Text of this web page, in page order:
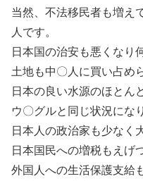
当然、不法移民者も増え
人です。
日本国の治安も悪くなり
土地も中〇人に買い占め
日本の良い水源のほとん
ウ〇グルと同じ状況にな
日本人の政治家も少なく
日本国民への増税もえげ
外国人への生活保護支給